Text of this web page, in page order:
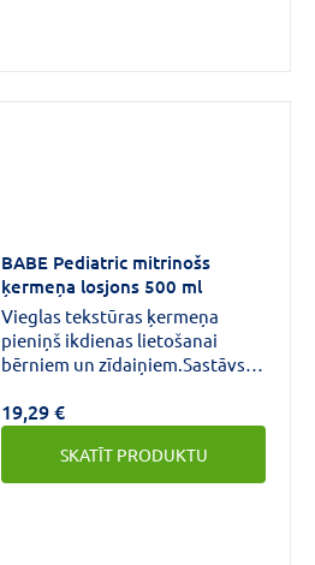
BABE Pediatric mitrinošs
ķermeņa losjons 500 ml
Vieglas tekstūras ķermeņa
pieniņš ikdienas lietošanai
bērniem un zīdaiņiem.Sastāvs
ādas dabīgās
aizsargspējas.Mitrina,
nomierina, mīkstina ādu.
19,29 €
SKATĪT PRODUKTU